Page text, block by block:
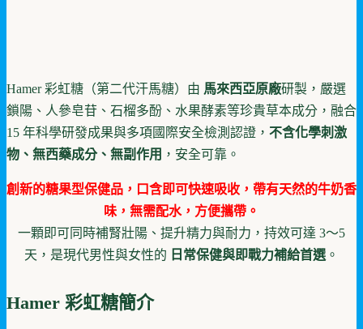
Hamer 彩虹糖（第二代汗馬糖）由 馬來西亞原廠研製，嚴選
鎖陽、人參皂苷、石榴多酚、水果酵素等珍貴草本成分，融合
15 年科學研發成果與多項國際安全檢測認證， 不含化學刺激
物、無西藥成分、無副作用 ，安全可靠。
創新的糖果型保健品，口含即可快速吸收，帶有天然的牛奶香
味，無需配水，方便攜帶。
一顆即可同時補腎壯陽、提升精力與耐力，持效可達 3～5
天，是現代男性與女性的 日常保健與即戰力補給首選 。
Hamer 彩虹糖簡介